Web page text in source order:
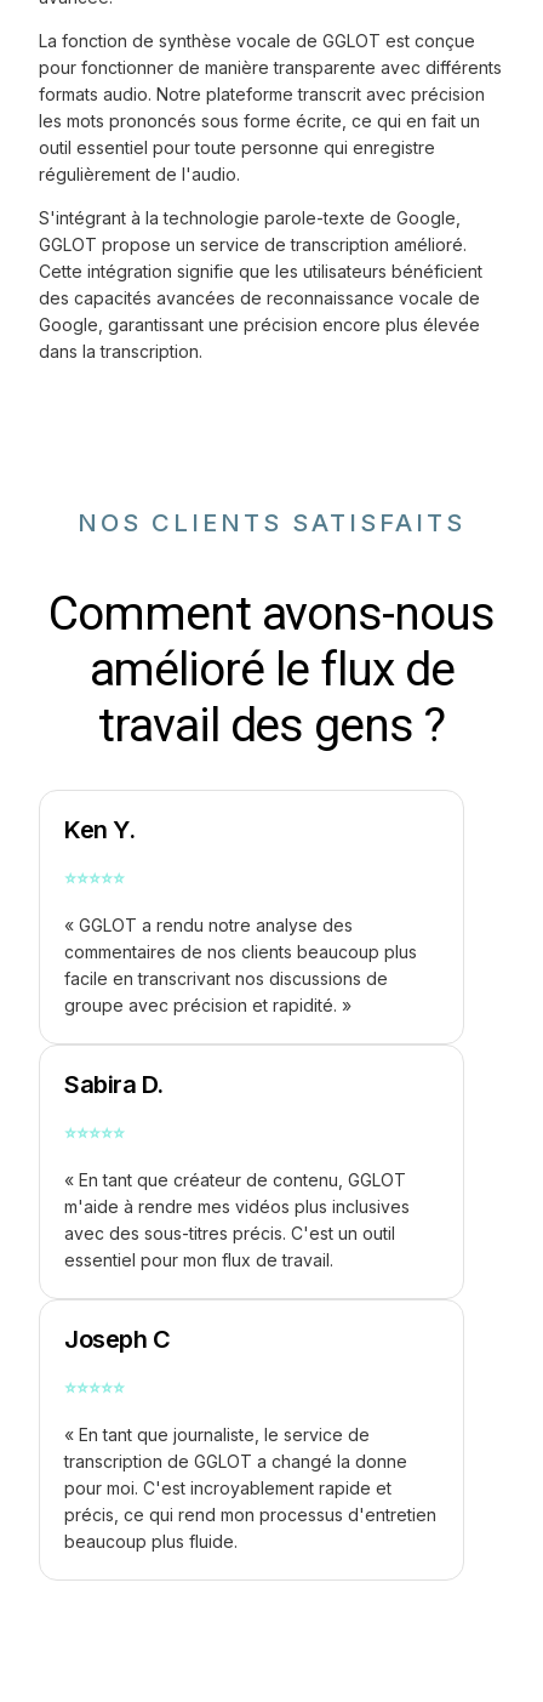
La fonction de synthèse vocale de GGLOT est conçue
pour fonctionner de manière transparente avec différents
formats audio. Notre plateforme transcrit avec précision
les mots prononcés sous forme écrite, ce qui en fait un
outil essentiel pour toute personne qui enregistre
régulièrement de l'audio.
S'intégrant à la technologie parole-texte de Google,
GGLOT propose un service de transcription amélioré.
Cette intégration signifie que les utilisateurs bénéficient
des capacités avancées de reconnaissance vocale de
Google, garantissant une précision encore plus élevée
dans la transcription.
NOS CLIENTS SATISFAITS
Comment avons-nous
amélioré le flux de
travail des gens ?
Ken Y.
⭐⭐⭐⭐⭐
« GGLOT a rendu notre analyse des
commentaires de nos clients beaucoup plus
facile en transcrivant nos discussions de
groupe avec précision et rapidité. »
Sabira D.
⭐⭐⭐⭐⭐
« En tant que créateur de contenu, GGLOT
m'aide à rendre mes vidéos plus inclusives
avec des sous-titres précis. C'est un outil
essentiel pour mon flux de travail.
Joseph C
⭐⭐⭐⭐⭐
« En tant que journaliste, le service de
transcription de GGLOT a changé la donne
pour moi. C'est incroyablement rapide et
précis, ce qui rend mon processus d'entretien
beaucoup plus fluide.